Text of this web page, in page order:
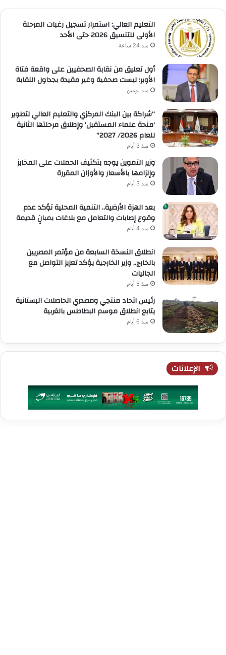
التعليم العالي: استمرار تسجيل رغبات المرحلة
الأولى للتنسيق 2026 حتى الأحد
منذ 24 ساعة
أول تعليق من نقابة الصحفيين على واقعة فتاة
الأوبر: ليست صحفية وغير مقيدة بجداول النقابة
منذ يومين
“شراكة بين البنك المركزي والتعليم العالي لتطوير
‘منحة علماء المستقبل’ وإطلاق مرحلتها الثانية
للعام 2026/ 2027”
منذ 3 أيام
وزير التموين يوجه بتكثيف الحملات على المخابز
وإلزامها بالأسعار والأوزان المقررة
منذ 3 أيام
بعد الهزة الأرضية.. التنمية المحلية تؤكد عدم
وقوع إصابات والتعامل مع بلاغات بمبانٍ قديمة
منذ 4 أيام
انطلاق النسخة السابعة من مؤتمر المصريين
بالخارج.. وزير الخارجية يؤكد تعزيز التواصل مع
الجاليات
منذ 5 أيام
رئيس اتحاد منتجي ومصدري الحاصلات البستانية
يتابع انطلاق موسم البطاطس بالغربية
منذ 6 أيام
الإعلانات